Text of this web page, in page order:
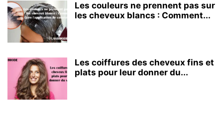
Les couleurs ne prennent pas sur
les cheveux blancs : Comment...
Les coiffures des cheveux fins et
plats pour leur donner du...